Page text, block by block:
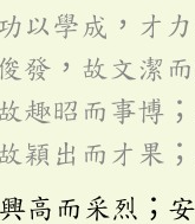
以學成，才
發，故文潔
趣昭而事博
穎出而才果
高而采烈；